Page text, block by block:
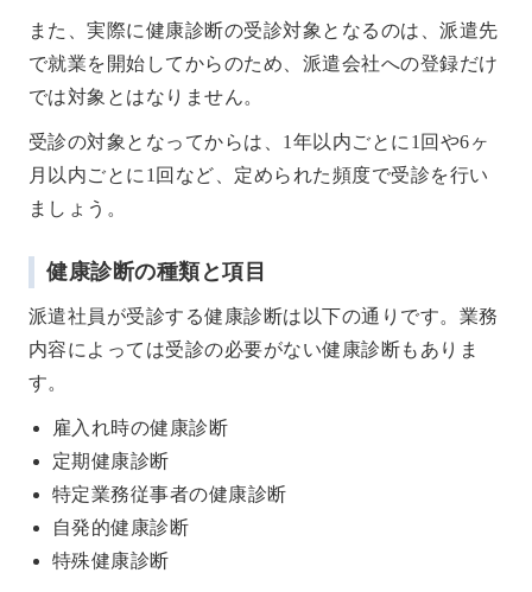
また、実際に健康診断の受診対象となるのは、派遣先
で就業を開始してからのため、派遣会社への登録だけ
では対象とはなりません。
受診の対象となってからは、1年以内ごとに1回や6ヶ
月以内ごとに1回など、定められた頻度で受診を行い
ましょう。
健康診断の種類と項目
派遣社員が受診する健康診断は以下の通りです。業務
内容によっては受診の必要がない健康診断もありま
す。
雇入れ時の健康診断
定期健康診断
特定業務従事者の健康診断
自発的健康診断
特殊健康診断